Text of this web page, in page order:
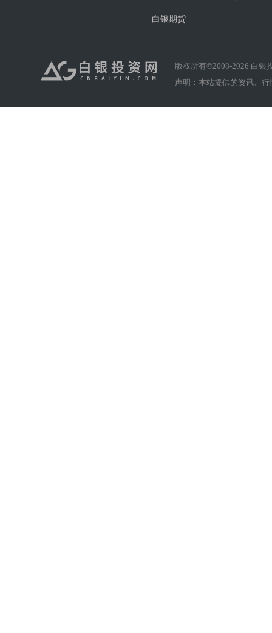
白银期货
版权所有©2008-2026 白银
声明：本站提供的资讯、